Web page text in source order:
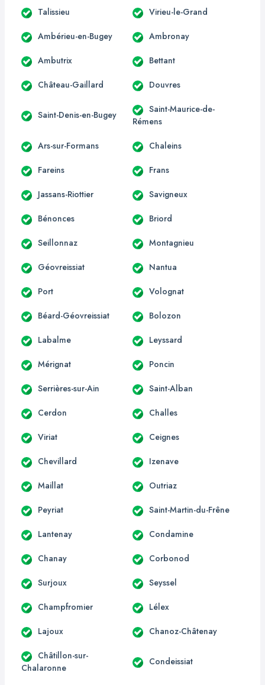
Talissieu Virieu-le-Grand
Ambérieu-en-Bugey Ambronay
Ambutrix Bettant
Château-Gaillard Douvres
Saint-Denis-en-Bugey
Saint-Maurice-de-
Rémens
Ars-sur-Formans Chaleins
Fareins Frans
Jassans-Riottier Savigneux
Bénonces Briord
Seillonnaz Montagnieu
Géovreissiat Nantua
Port Volognat
Béard-Géovreissiat Bolozon
Labalme Leyssard
Mérignat Poncin
Serrières-sur-Ain Saint-Alban
Cerdon Challes
Viriat Ceignes
Chevillard Izenave
Maillat Outriaz
Peyriat Saint-Martin-du-Frêne
Lantenay Condamine
Chanay Corbonod
Surjoux Seyssel
Champfromier Lélex
Lajoux Chanoz-Châtenay
Châtillon-sur-
Chalaronne
Condeissiat